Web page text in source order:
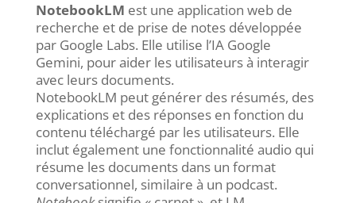
NotebookLM est une application web de
recherche et de prise de notes développée
par Google Labs. Elle utilise l’IA Google
Gemini, pour aider les utilisateurs à interagir
avec leurs documents.
NotebookLM peut générer des résumés, des
explications et des réponses en fonction du
contenu téléchargé par les utilisateurs. Elle
inclut également une fonctionnalité audio qui
résume les documents dans un format
conversationnel, similaire à un podcast.